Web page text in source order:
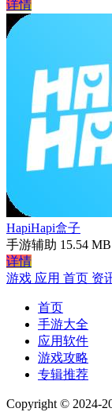
详情
HapiHapi盒子
手游辅助 15.54 MB
详情
游戏 应用 首页 资
首页
手游大全
应用软件
游戏攻略
专辑推荐
Copyright © 2024-